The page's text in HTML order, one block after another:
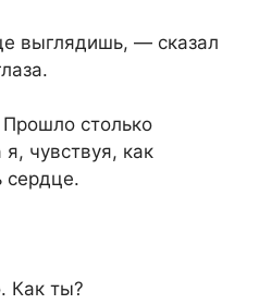
выглядишь, — сказал
столько
чувствуя, как
сердце.
Как ты?